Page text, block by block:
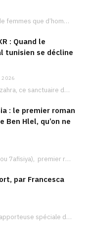
La Tunisie forme plus de femmes que d’hommes dans les filières scientifiques. Pourtant, pour beaucoup…
: Quand le
tunisien se décline
2026
Le palais d’Ennejma Ezzahra, ce sanctuaire de la musique tunisienne et méditerranéenne construit par le…
: le premier roman
Ben Hlel, qu’on ne
Le cave de Hafisa (9abou 7afisiya), premier roman du journaliste tunisien Mohamed Amine Ben Hlel,…
par Francesca
Francesca Albanese, rapporteuse spéciale de l’ONU sur les territoires palestiniens occupés, était à Tunis pour…